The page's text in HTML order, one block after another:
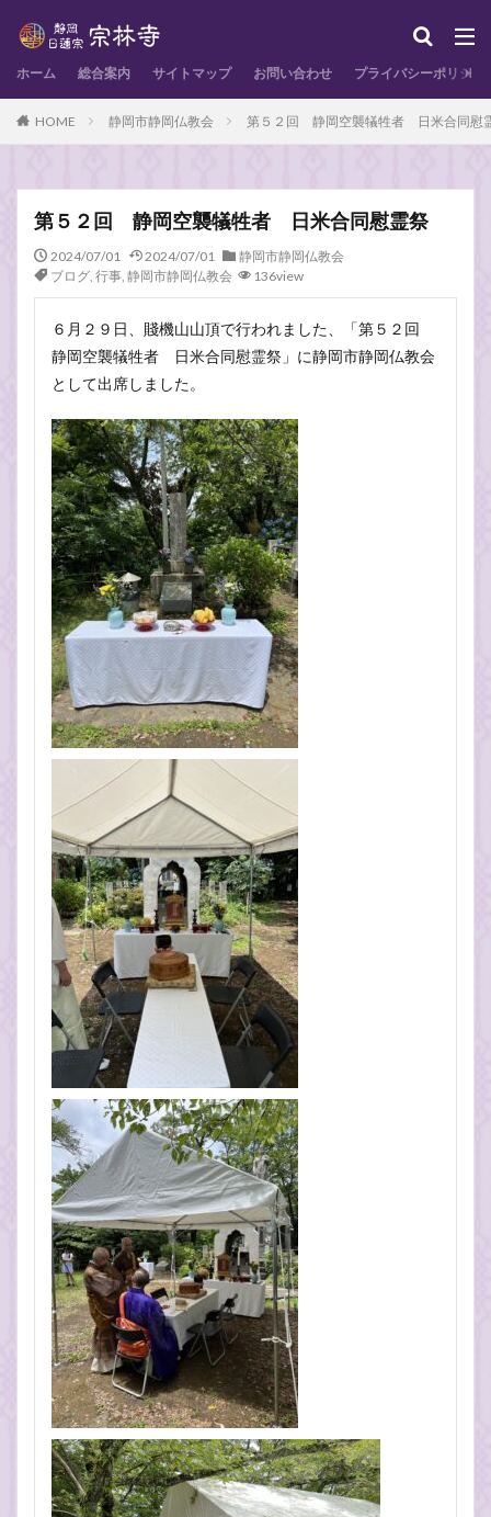
ホーム 総合案内 サイトマップ お問い合わせ プライバシーポリシー
HOME 静岡市静岡仏教会 第５２回 静岡空襲犠牲者 日米合同慰
第５２回 静岡空襲犠牲者 日米合同慰霊祭
2024/07/01 2024/07/01
静岡市静岡仏教会
ブログ, 行事, 静岡市静岡仏教会 136view
６月２９日、賤機山山頂で行われました、「第５２回
静岡空襲犠牲者 日米合同慰霊祭」に静岡市静岡仏教会
として出席しました。